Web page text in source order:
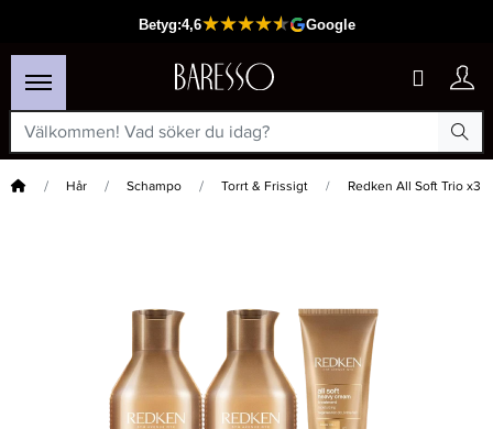
Hem Hår Schampo Torrt & Frissigt Redken All Soft Trio x3